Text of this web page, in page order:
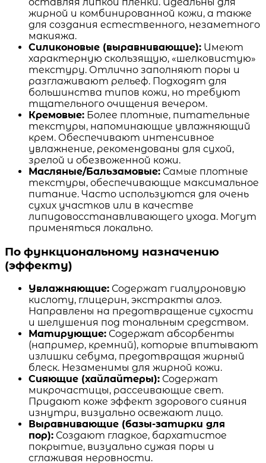
жирной и комбинированной кожи, а также
для создания естественного, незаметного
макияжа.
Силиконовые (выравнивающие): Имеют
характерную скользящую, «шелковистую»
текстуру. Отлично заполняют поры и
разглаживают рельеф. Подходят для
большинства типов кожи, но требуют
тщательного очищения вечером.
Кремовые: Более плотные, питательные
текстуры, напоминающие увлажняющий
крем. Обеспечивают интенсивное
увлажнение, рекомендованы для сухой,
зрелой и обезвоженной кожи.
Масляные/Бальзамовые: Самые плотные
текстуры, обеспечивающие максимальное
питание. Часто используются для очень
сухих участков или в качестве
липидовосстанавливающего ухода. Могут
применяться локально.
По функциональному назначению
(эффекту)
Увлажняющие: Содержат гиалуроновую
кислоту, глицерин, экстракты алоэ.
Направлены на предотвращение сухости
и шелушения под тональным средством.
Матирующие: Содержат абсорбенты
(например, кремний), которые впитывают
излишки себума, предотвращая жирный
блеск. Незаменимы для жирной кожи.
Сияющие (хайлайтеры): Содержат
микрочастицы, рассеивающие свет.
Придают коже эффект здорового сияния
изнутри, визуально освежают лицо.
Выравнивающие (базы-затирки для
пор): Создают гладкое, бархатистое
покрытие, визуально сужая поры и
сглаживая неровности.